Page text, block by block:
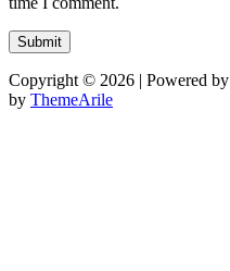
Copyright © 2026 | Powered by
by ThemeArile